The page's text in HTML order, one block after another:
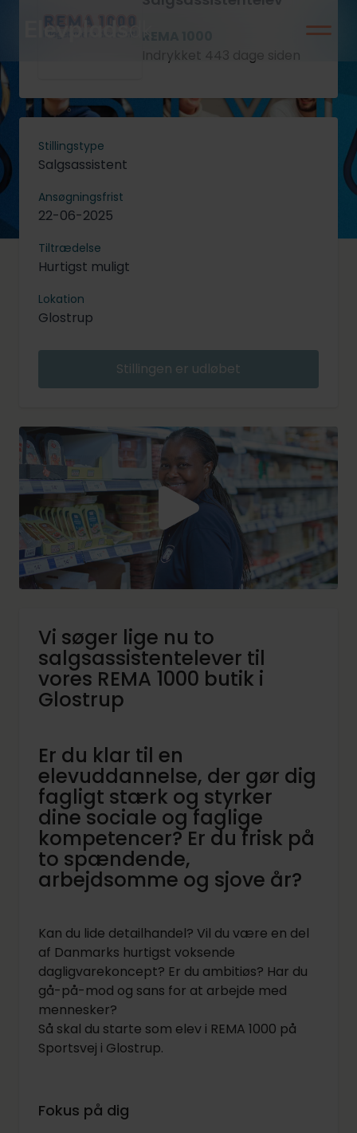
REMA 1000
Indrykket 443 dage siden
Stillingstype
Salgsassistent
Ansøgningsfrist
22-06-2025
Tiltrædelse
Hurtigst muligt
Lokation
Glostrup
Stillingen er udløbet
Vi søger lige nu to
salgsassistentelever til
vores REMA 1000 butik i
Glostrup
Er du klar til en
elevuddannelse, der gør dig
fagligt stærk og styrker
dine sociale og faglige
kompetencer? Er du frisk på
to spændende,
arbejdsomme og sjove år?
Kan du lide detailhandel? Vil du være en del
af Danmarks hurtigst voksende
dagligvarekoncept? Er du ambitiøs? Har du
gå-på-mod og sans for at arbejde med
mennesker?
Så skal du starte som elev i REMA 1000 på
Sportsvej i Glostrup.
Fokus på dig